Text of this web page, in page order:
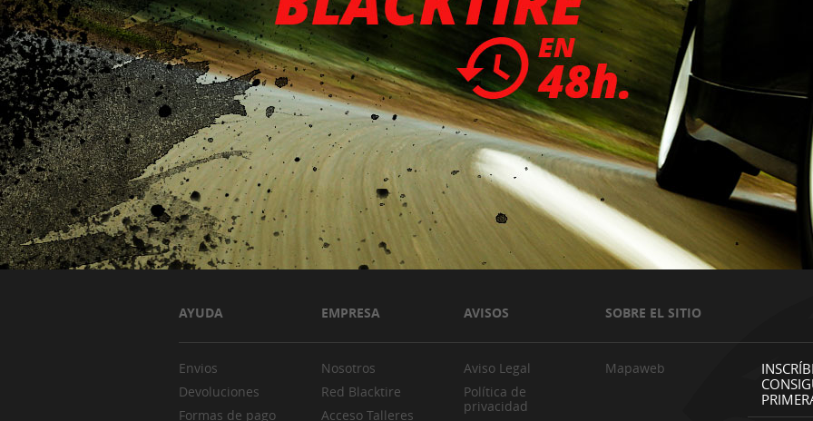
AYUDA EMPRESA AVISOS SOBRE EL SITIO
Envios
Devoluciones
Formas de pago
Nosotros
Red Blacktire
Acceso Talleres
Aviso Legal
Política de
privacidad
Mapaweb